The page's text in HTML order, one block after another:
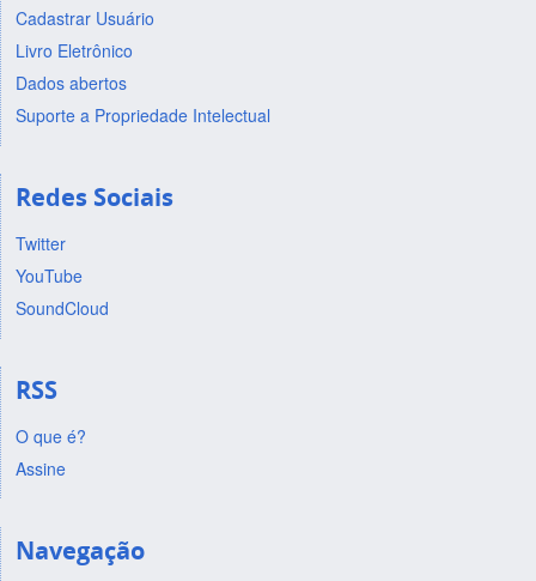
Cadastrar Usuário
Livro Eletrônico
Dados abertos
Suporte a Propriedade Intelectual
Redes Sociais
Twitter
YouTube
SoundCloud
RSS
O que é?
Assine
Navegação